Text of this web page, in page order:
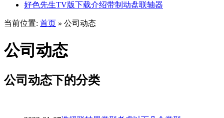
好色先生TV版下载介绍带制动盘联轴器
当前位置: 首页 » 公司动态
公司动态
公司动态下的分类